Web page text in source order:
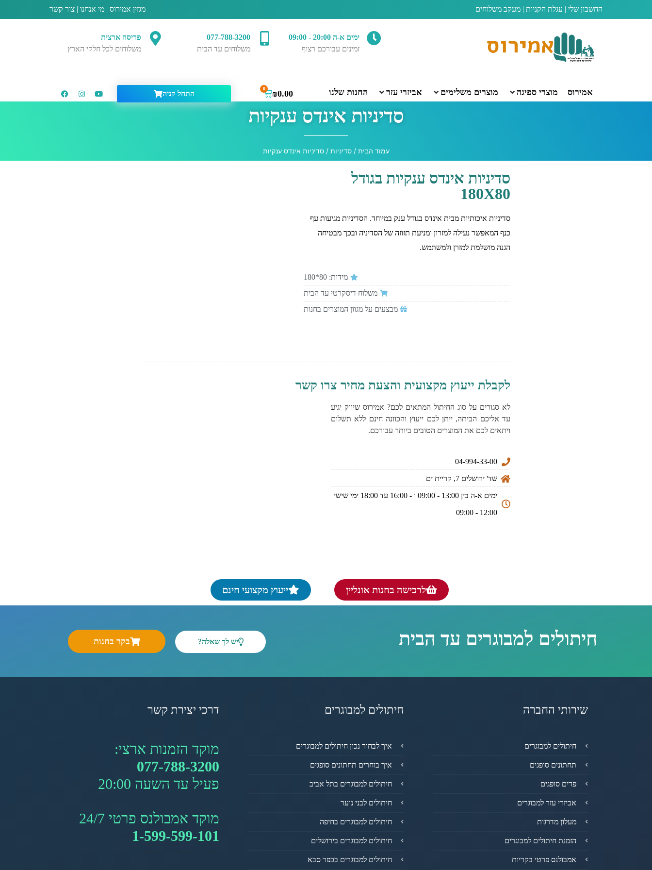
החשבון שלי | עגלת הקניות | מעקב משלוחים מגזין אמירוס | מי אנחנו | צור קשר
ימים א-ה 20:00 - 09:00
זמינים עבורכם רצוף
077-788-3200
משלוחים עד הבית
פריסה ארצית
משלוחים לכל חלקי הארץ
אמירוס מוצרי ספיגה מוצרים משלימים אביזרי עזר החנות שלנו ₪0.00
0
התחל קניה
סדיניות אינדס ענקיות
עמוד הבית /סדיניות / סדיניות אינדס ענקיות
סדיניות אינדס ענקיות בגודל
180X80
סדיניות איכותיות מבית אינדס בגודל ענק במיוחד. הסדיניות מגיעות עף
כנף המאפשר נעילה למזרון ומניעת תזוזה של הסדיניה ובכך מבטיחה
הגנה מושלמת למזרן ולמשתמש.
מידות: 80*180
משלוח דיסקרטי עד הבית
מבצעים על מגוון המוצרים בחנות
לקבלת ייעוץ מקצועית והצעת מחיר צרו קשר
לא סגורים על סוג החיתול המתאים לכם? אמירוס שיווק יגיע
עד אליכם הביתה, ייתן לכם ייעוץ והכוונה חינם ללא תשלום
ויתאים לכם את המוצרים הטובים ביותר עבורכם.
04-994-33-00
שד' ירושלים 7, קריית ים
ימים א-ה בין 13:00 - 09:00 ו - 16:00 עד 18:00 ימי שישי
12:00 - 09:00
לרכישה בחנות אונליין ייעוץ מקצועי חינם
חיתולים למבוגרים עד הבית יש לך שאלה? בקר בחנות
שירותי החברה
חיתולים למבוגרים
תחתונים סופגים
פדים סופגים
אביזרי עזר למבוגרים
מעלון מדרגות
הזמנת חיתולים למבוגרים
אמבולנס פרטי בקריות
חיתולים למבוגרים
איך לבחור נכון חיתולים למבוגרים
איך בוחרים תחתונים סופגים
חיתולים למבוגרים בתל אביב
חיתולים לבני נוער
חיתולים למבוגרים בחיפה
חיתולים למבוגרים בירושלים
חיתולים למבוגרים בכפר סבא
דרכי יצירת קשר
מוקד הזמנות ארצי:
077-788-3200
פעיל עד השעה 20:00
מוקד אמבולנס פרטי 24/7
1-599-599-101